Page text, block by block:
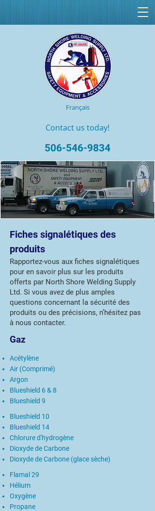
Français
Contact us today!
506-546-9834
Fiches signalétiques des
produits
Rapportez-vous aux fiches signalétiques
pour en savoir plus sur les produits
offerts par North Shore Welding Supply
Ltd. Si vous avez de plus amples
questions concernant la sécurité des
produits ou des précisions, n’hésitez pas
à nous contacter.
Gaz
Acétylène
Air (Comprimé)
Argon
Blueshield 6 & 8
Blueshield 9
Blueshield 10
Blueshield 14
Chlorure d'hydrogène
Dioxyde de Carbone
Dioxyde de Carbone (glace sèche)
Flamal 29
Hélium
Oxygène
Propane